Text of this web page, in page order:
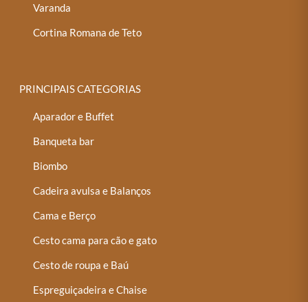
Varanda
Cortina Romana de Teto
PRINCIPAIS CATEGORIAS
Aparador e Buffet
Banqueta bar
Biombo
Cadeira avulsa e Balanços
Cama e Berço
Cesto cama para cão e gato
Cesto de roupa e Baú
Espreguiçadeira e Chaise